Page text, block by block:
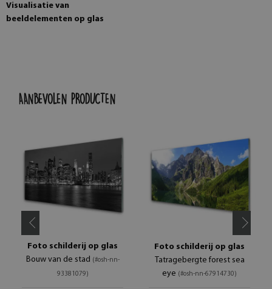
Visualisatie van
beeldelementen op glas
AANBEVOLEN PRODUCTEN
Foto schilderij op glas
Bouw van de stad (#osh-nn-
93381079)
Foto schilderij op glas
Tatragebergte forest sea
eye (#osh-nn-67914730)